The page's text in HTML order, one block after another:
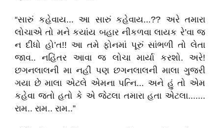
“સારું કહેવાય... આ સારું કહેવાય...?? અરે તમારા
લોચાએ તો મને કયાંય બહાર નીકળવા લાયક રે’વા જ
ન દીધો હો’ત!! આ તમે ફોનમાં પૂરું સાંભળી તો લેતા
જાવ.. નહિંતર આવા જ લોચા માર્યા કરશો. અરે!
છગનલાલની મા નહીં પણ છગનલાલની માલા ગુજરી
ગયા છે માલા એટલે એમના પત્નિ... અને હું તો એમ
કહેવા જતો હતો કે એ જેટલા તમારા હતા એટલા.......
રામ.. રામ.. રામ..”